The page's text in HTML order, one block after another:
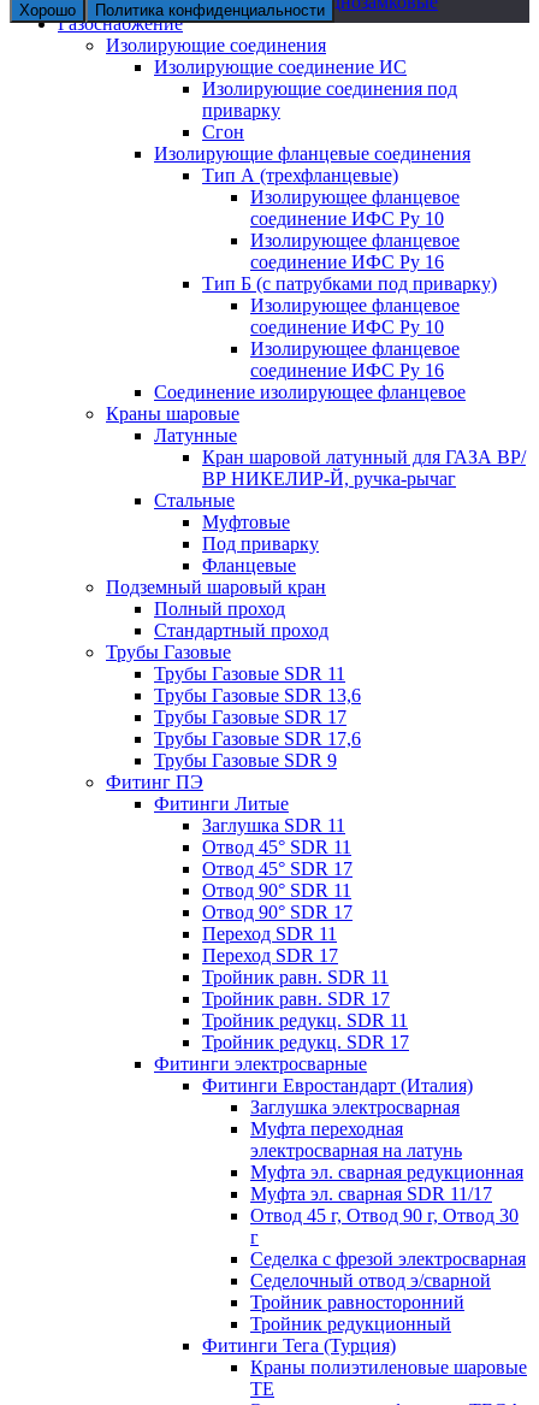
Газоснабжение
Изолирующие соединения
Изолирующие соединение ИС
Изолирующие соединения под
приварку
Сгон
Изолирующие фланцевые соединения
Тип А (трехфланцевые)
Изолирующее фланцевое
соединение ИФС Ру 10
Изолирующее фланцевое
соединение ИФС Ру 16
Тип Б (с патрубками под приварку)
Изолирующее фланцевое
соединение ИФС Ру 10
Изолирующее фланцевое
соединение ИФС Ру 16
Соединение изолирующее фланцевое
Краны шаровые
Латунные
Кран шаровой латунный для ГАЗА ВР/
ВР НИКЕЛИР-Й, ручка-рычаг
Стальные
Муфтовые
Под приварку
Фланцевые
Подземный шаровый кран
Полный проход
Стандартный проход
Трубы Газовые
Трубы Газовые SDR 11
Трубы Газовые SDR 13,6
Трубы Газовые SDR 17
Трубы Газовые SDR 17,6
Трубы Газовые SDR 9
Фитинг ПЭ
Фитинги Литые
Заглушка SDR 11
Отвод 45° SDR 11
Отвод 45° SDR 17
Отвод 90° SDR 11
Отвод 90° SDR 17
Переход SDR 11
Переход SDR 17
Тройник равн. SDR 11
Тройник равн. SDR 17
Тройник редукц. SDR 11
Тройник редукц. SDR 17
Фитинги электросварные
Фитинги Евростандарт (Италия)
Заглушка электросварная
Муфта переходная
электросварная на латунь
Муфта эл. cварная редукционная
Муфта эл. сварная SDR 11/17
Отвод 45 г, Отвод 90 г, Отвод 30
г
Седелка с фрезой электросварная
Седелочный отвод э/сварной
Тройник равносторонний
Тройник редукционный
Фитинги Тега (Турция)
Краны полиэтиленовые шаровые
TE
Хорошо Политика конфиденциальности